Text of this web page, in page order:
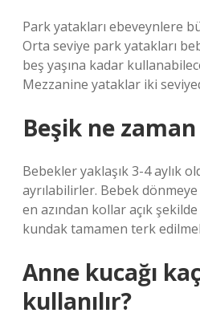
Park yatakları ebeveynlere
Orta seviye park yatakları
beş yaşına kadar
Mezzanine yataklar iki
Beşik ne zaman
Bebekler yaklaşık 3-4 aylık
ayrılabilirler. Bebek dönmeye
en azından kollar açık
kundak tamamen terk
Anne kucağı
kullanılır?